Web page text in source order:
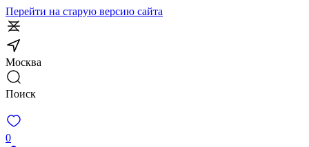
Перейти на старую версию сайта
Москва
Поиск
0